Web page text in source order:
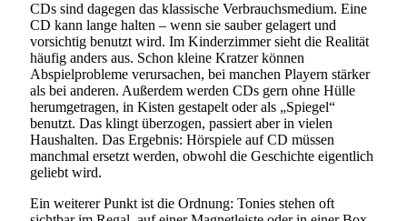
CDs sind dagegen das klassische Verbrauchsmedium. Eine
CD kann lange halten – wenn sie sauber gelagert und
vorsichtig benutzt wird. Im Kinderzimmer sieht die Realität
häufig anders aus. Schon kleine Kratzer können
Abspielprobleme verursachen, bei manchen Playern stärker
als bei anderen. Außerdem werden CDs gern ohne Hülle
herumgetragen, in Kisten gestapelt oder als „Spiegel“
benutzt. Das klingt überzogen, passiert aber in vielen
Haushalten. Das Ergebnis: Hörspiele auf CD müssen
manchmal ersetzt werden, obwohl die Geschichte eigentlich
geliebt wird.
Ein weiterer Punkt ist die Ordnung: Tonies stehen oft